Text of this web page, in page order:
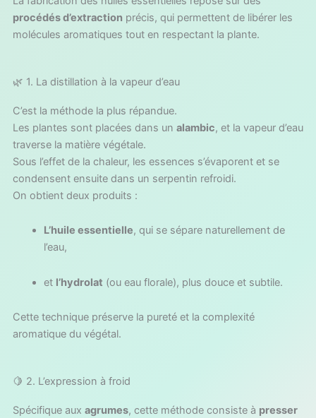
procédés d’extraction précis, qui permettent de libérer les
molécules aromatiques tout en respectant la plante.
🌿 1. La distillation à la vapeur d’eau
C’est la méthode la plus répandue.
Les plantes sont placées dans un alambic, et la vapeur d’eau
traverse la matière végétale.
Sous l’effet de la chaleur, les essences s’évaporent et se
condensent ensuite dans un serpentin refroidi.
On obtient deux produits :
L’huile essentielle, qui se sépare naturellement de
l’eau,
et l’hydrolat (ou eau florale), plus douce et subtile.
Cette technique préserve la pureté et la complexité
aromatique du végétal.
🍋 2. L’expression à froid
Spécifique aux agrumes, cette méthode consiste à presser